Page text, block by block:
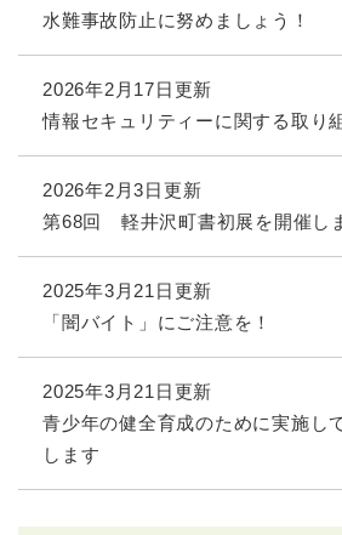
水難事故防止に努めましょう！
2026年2月17日更新
情報セキュリティーに関する取り
2026年2月3日更新
第68回 軽井沢町書初展を開催し
2025年3月21日更新
「闇バイト」にご注意を！
2025年3月21日更新
青少年の健全育成のために実施し
します